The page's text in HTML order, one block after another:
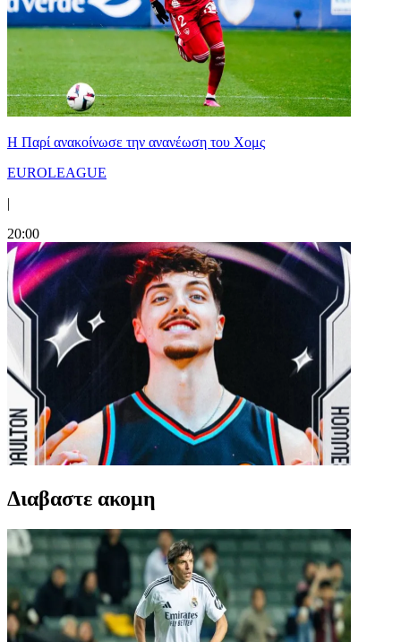
Η Παρί ανακοίνωσε την ανανέωση του Χομς
EUROLEAGUE
|
20:00
Διαβαστε ακομη